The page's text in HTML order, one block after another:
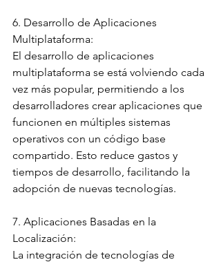
6. Desarrollo de Aplicaciones
Multiplataforma:
El desarrollo de aplicaciones
multiplataforma se está volviendo cada
vez más popular, permitiendo a los
desarrolladores crear aplicaciones que
funcionen en múltiples sistemas
operativos con un código base
compartido. Esto reduce gastos y
tiempos de desarrollo, facilitando la
adopción de nuevas tecnologías.
7. Aplicaciones Basadas en la
Localización:
La integración de tecnologías de